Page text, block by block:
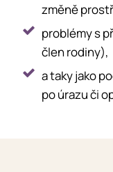
změně
problémy s
člen rodiny),
a taky jako
po úrazu či